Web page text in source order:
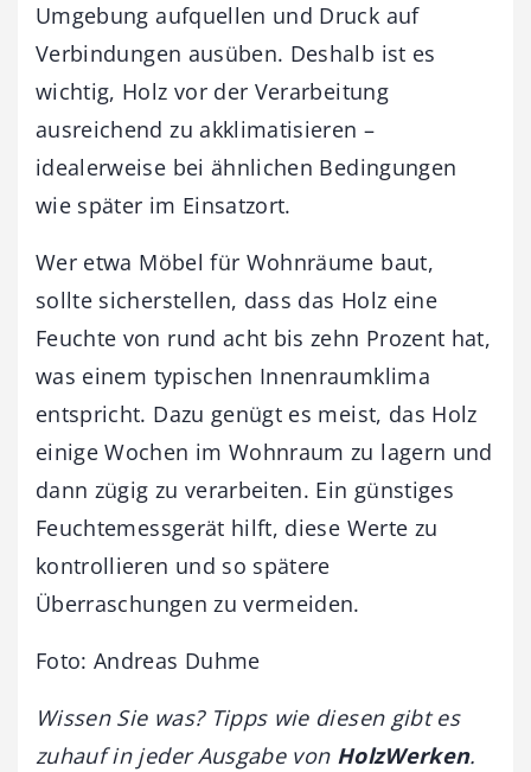
Umgebung aufquellen und Druck auf
Verbindungen ausüben. Deshalb ist es
wichtig, Holz vor der Verarbeitung
ausreichend zu akklimatisieren –
idealerweise bei ähnlichen Bedingungen
wie später im Einsatzort.
Wer etwa Möbel für Wohnräume baut,
sollte sicherstellen, dass das Holz eine
Feuchte von rund acht bis zehn Prozent hat,
was einem typischen Innenraumklima
entspricht. Dazu genügt es meist, das Holz
einige Wochen im Wohnraum zu lagern und
dann zügig zu verarbeiten. Ein günstiges
Feuchtemessgerät hilft, diese Werte zu
kontrollieren und so spätere
Überraschungen zu vermeiden.
Foto: Andreas Duhme
Wissen Sie was? Tipps wie diesen gibt es
zuhauf in jeder Ausgabe von HolzWerken.